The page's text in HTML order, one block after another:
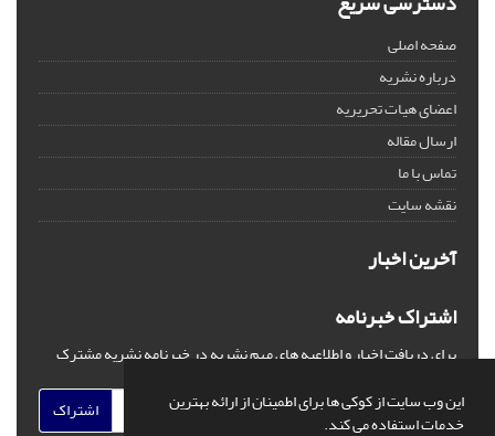
این وب سایت از کوکی ها برای اطمینان از ارائه بهترین
خدمات استفاده می کند.
صفحه اصلی
درباره نشریه
اعضای هیات تحریریه
ارسال مقاله
تماس با ما
نقشه سایت
آخرین اخبار
اشتراک خبرنامه
برای دریافت اخبار و اطلاعیه های مهم نشریه در خبرنامه نشریه مشترک
اشتراک